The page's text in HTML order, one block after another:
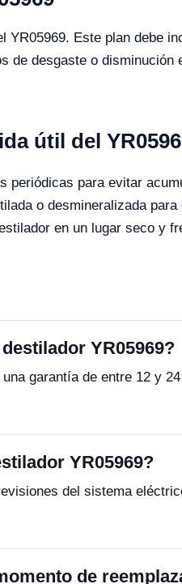
YR05969. Este plan debe
de desgaste o
útil del
periódicas para evitar
o desmineralizada
en un lugar seco y
YR05969?
garantía de entre 12 y
YR05969?
del sistema
de